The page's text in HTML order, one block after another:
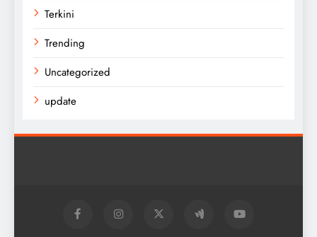
Terkini
Trending
Uncategorized
update